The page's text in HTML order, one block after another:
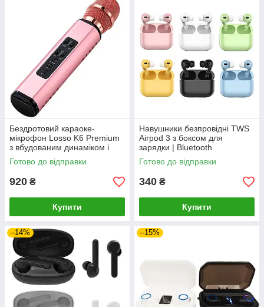
Бездротовий караоке-
мікрофон Losso K6 Premium
з вбудованим динаміком і
Bluetooth (Rose)-LВR
Готово до відправки
920 ₴
Купити
Навушники безпровідні TWS
Airpod 3 з боксом для
зарядки | Bluetooth
бездротові навушники з
кейсом
Готово до відправки
340 ₴
Купити
–14% –15%